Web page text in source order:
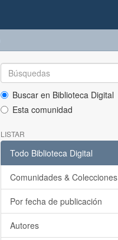
Buscar en Biblioteca Digital
Esta comunidad
LISTAR
Todo Biblioteca Digital
Comunidades & Colecciones
Por fecha de publicación
Autores